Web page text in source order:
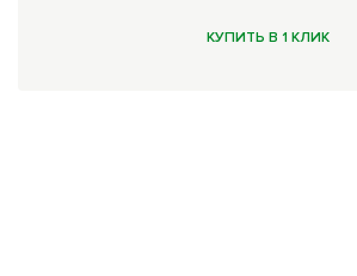
КУПИТЬ В 1 КЛИК